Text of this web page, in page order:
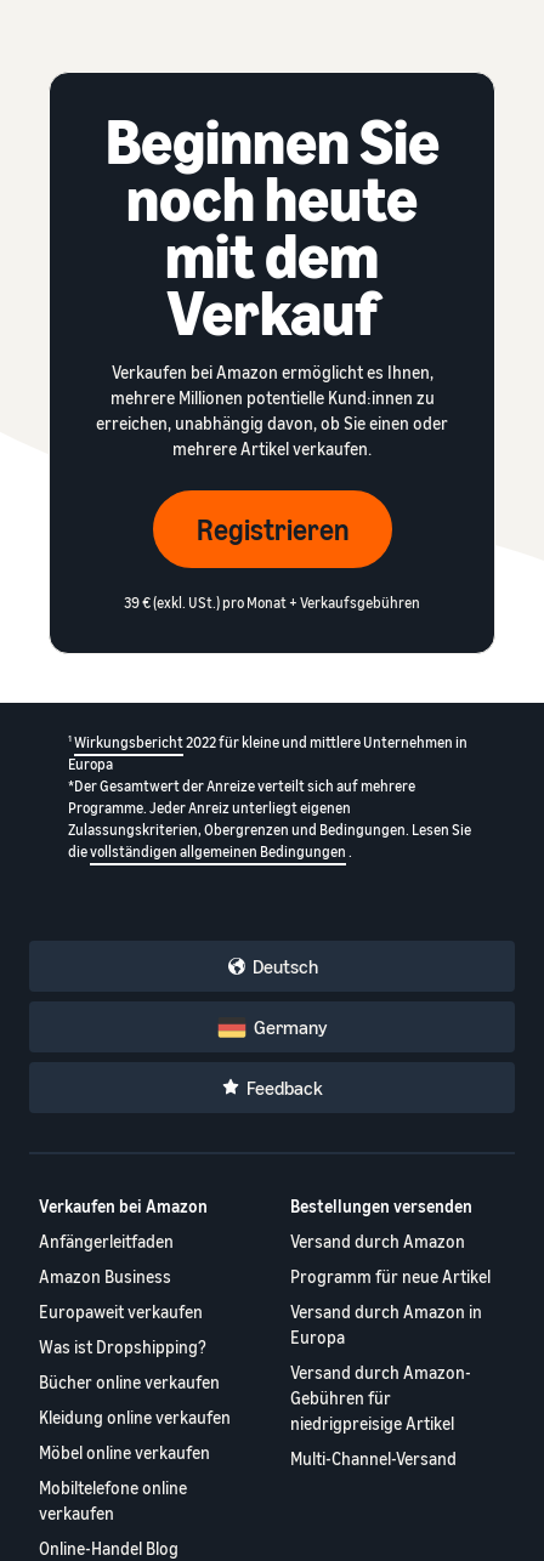
Beginnen Sie
noch heute
mit dem
Verkauf
Verkaufen bei Amazon ermöglicht es Ihnen,
mehrere Millionen potentielle Kund:innen zu
erreichen, unabhängig davon, ob Sie einen oder
mehrere Artikel verkaufen.
Registrieren
39 € (exkl. USt.) pro Monat + Verkaufsgebühren
1 Wirkungsbericht2022 für kleine und mittlere Unternehmen in
Europa
*Der Gesamtwert der Anreize verteilt sich auf mehrere
Programme. Jeder Anreiz unterliegt eigenen
Zulassungskriterien, Obergrenzen und Bedingungen. Lesen Sie
dievollständigen allgemeinen Bedingungen .
Deutsch
Germany
Feedback
Verkaufen bei Amazon
Anfängerleitfaden
Amazon Business
Europaweit verkaufen
Was ist Dropshipping?
Bücher online verkaufen
Kleidung online verkaufen
Möbel online verkaufen
Mobiltelefone online
verkaufen
Online-Handel Blog
Bestellungen versenden
Versand durch Amazon
Programm für neue Artikel
Versand durch Amazon in
Europa
Versand durch Amazon-
Gebühren für
niedrigpreisige Artikel
Multi-Channel-Versand